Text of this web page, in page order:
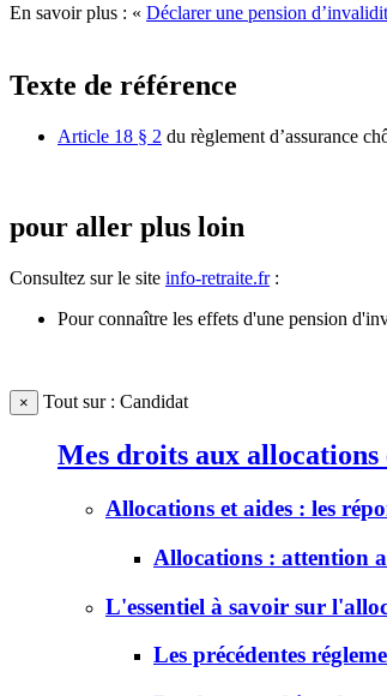
En savoir plus : « Déclarer une pension
Texte de référence
Article 18 § 2 du règlement d’assurance
pour aller plus loin
Consultez sur le site info-retraite.fr:
Pour connaître les effets d'une pension
× Tout sur : Candidat
Mes droits aux allocations
Allocations et aides : les
Allocations : attention
L'essentiel à savoir sur
Les précédentes